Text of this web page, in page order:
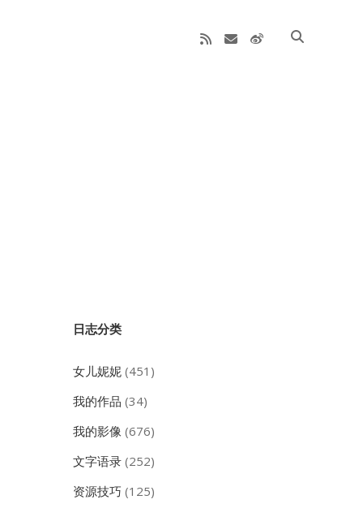
rss emailweibo
Sidebar
日志分类
女儿妮妮(451)
我的作品 (34)
我的影像 (676)
文字语录(252)
资源技巧 (125)